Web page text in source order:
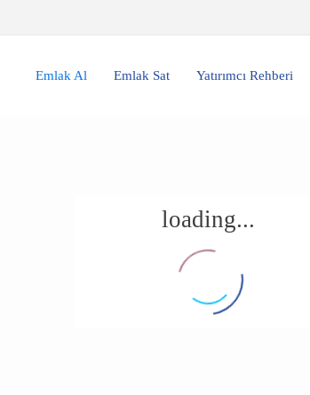
Emlak Al Emlak Sat Yatırımcı Rehberi
loading...